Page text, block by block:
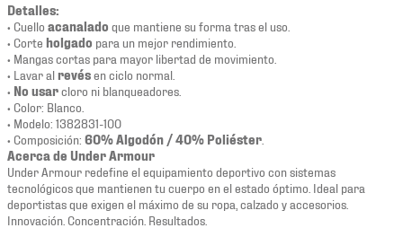
Detalles:
• Cuello acanalado que mantiene su forma tras el uso.
• Corte holgado para un mejor rendimiento.
• Mangas cortas para mayor libertad de movimiento.
• Lavar alrevésen ciclo normal.
• No usarcloro ni blanqueadores.
• Color: Blanco.
• Modelo: 1382831-100
• Composición: 60% Algodón / 40% Poliéster
Acerca de Under Armour
Under Armour redefine el equipamiento deportivo con sistemas
tecnológicos que mantienen tu cuerpo en el estado óptimo. Ideal para
deportistas que exigen el máximo de su ropa, calzado y accesorios.
Innovación. Concentración. Resultados.